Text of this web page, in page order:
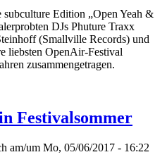
Edition „Open Yeah &
DJs Phuture Traxx
(Smallville Records) und
liebsten OpenAir-Festival
zusammengetragen.
Festivalsommer
am/um Mo, 05/06/2017 - 16:22